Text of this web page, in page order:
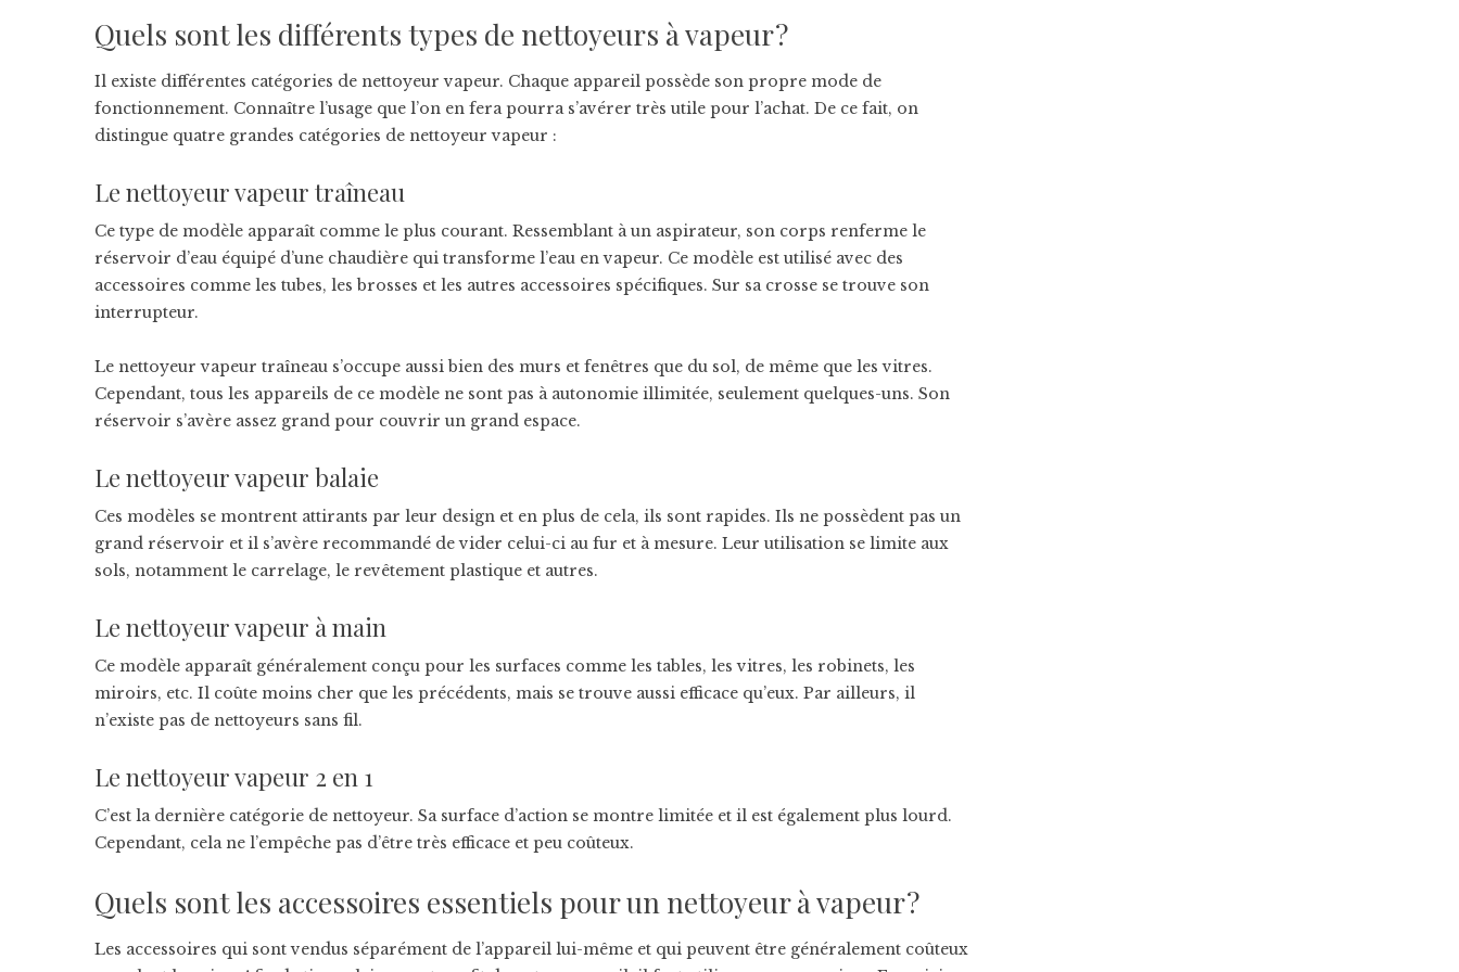
Quels sont les différents types de nettoyeurs à vapeur ?
Il existe différentes catégories de nettoyeur vapeur. Chaque appareil possède son propre mode de
fonctionnement. Connaître l’usage que l’on en fera pourra s’avérer très utile pour l’achat. De ce fait, on
distingue quatre grandes catégories de nettoyeur vapeur :
Le nettoyeur vapeur traîneau
Ce type de modèle apparaît comme le plus courant. Ressemblant à un aspirateur, son corps renferme le
réservoir d’eau équipé d’une chaudière qui transforme l’eau en vapeur. Ce modèle est utilisé avec des
accessoires comme les tubes, les brosses et les autres accessoires spécifiques. Sur sa crosse se trouve son
interrupteur.
Le nettoyeur vapeur traîneau s’occupe aussi bien des murs et fenêtres que du sol, de même que les vitres.
Cependant, tous les appareils de ce modèle ne sont pas à autonomie illimitée, seulement quelques-uns. Son
réservoir s’avère assez grand pour couvrir un grand espace.
Le nettoyeur vapeur balaie
Ces modèles se montrent attirants par leur design et en plus de cela, ils sont rapides. Ils ne possèdent pas un
grand réservoir et il s’avère recommandé de vider celui-ci au fur et à mesure. Leur utilisation se limite aux
sols, notamment le carrelage, le revêtement plastique et autres.
Le nettoyeur vapeur à main
Ce modèle apparaît généralement conçu pour les surfaces comme les tables, les vitres, les robinets, les
miroirs, etc. Il coûte moins cher que les précédents, mais se trouve aussi efficace qu’eux. Par ailleurs, il
n’existe pas de nettoyeurs sans fil.
Le nettoyeur vapeur 2 en 1
C’est la dernière catégorie de nettoyeur. Sa surface d’action se montre limitée et il est également plus lourd.
Cependant, cela ne l’empêche pas d’être très efficace et peu coûteux.
Quels sont les accessoires essentiels pour un nettoyeur à vapeur ?
Les accessoires qui sont vendus séparément de l’appareil lui-même et qui peuvent être généralement coûteux